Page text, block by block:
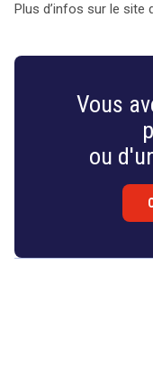
Plus d’infos sur le site
Vous
ou